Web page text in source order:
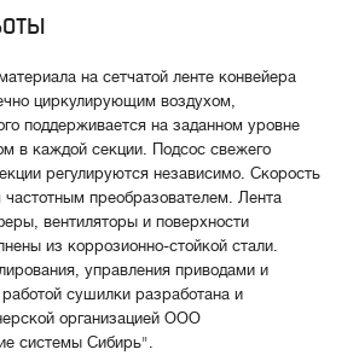
на сетчатой ленте конвейера
циркулирующим воздухом,
поддерживается на заданном уровне
в каждой секции. Подсос свежего
регулируются независимо. Скорость
частотным преобразователем. Лента
вентиляторы и поверхности
из коррозионно-стойкой стали.
управления приводами и
сушилки разработана и
организацией ООО
системы Сибирь".